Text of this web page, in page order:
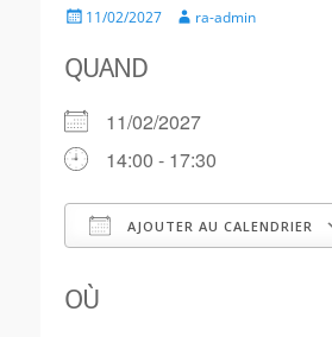
Posted11/02/2027 Authorra-admin
QUAND
11/02/2027
14:00 - 17:30
AJOUTER AU CALENDRIER
OÙ